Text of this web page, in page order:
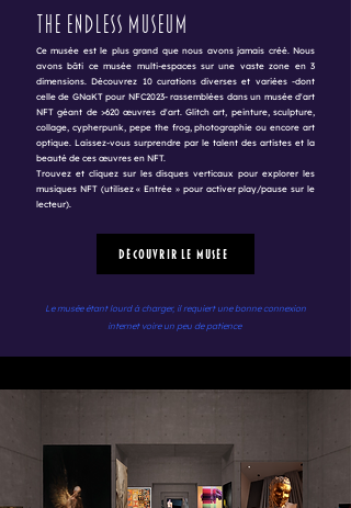
The Endless Museum
Ce musée est le plus grand que nous avons jamais créé. Nous
avons bâti ce musée multi-espaces sur une vaste zone en 3
dimensions. Découvrez 10 curations diverses et variées -dont
celle de GNaKT pour NFC2023- rassemblées dans un musée d'art
NFT géant de >620 œuvres d'art. Glitch art, peinture, sculpture,
collage, cypherpunk, pepe the frog, photographie ou encore art
optique. Laissez-vous surprendre par le talent des artistes et la
beauté de ces œuvres en NFT.
Trouvez et cliquez sur les disques verticaux pour explorer les
musiques NFT (utilisez « Entrée » pour activer play/pause sur le
lecteur).
Découvrir le musée
Le musée étant lourd à charger, il requiert une bonne connexion
internet voire un peu de patience